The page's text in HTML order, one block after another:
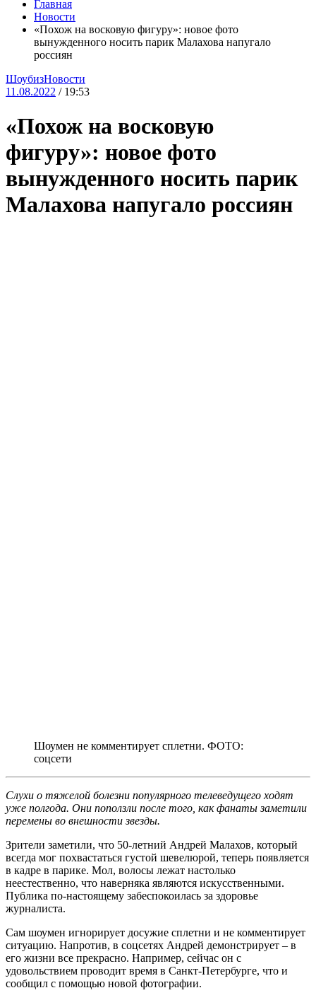
Главная
Новости
«Похож на восковую фигуру»: новое фото
вынужденного носить парик Малахова напугало
россиян
ШоубизНовости
11.08.2022 / 19:53
«Похож на восковую
фигуру»: новое фото
вынужденного носить парик
Малахова напугало россиян
Шоумен не комментирует сплетни. ФОТО:
соцсети
Слухи о тяжелой болезни популярного телеведущего ходят
уже полгода. Они поползли после того, как фанаты заметили
перемены во внешности звезды.
Зрители заметили, что 50-летний Андрей Малахов, который
всегда мог похвастаться густой шевелюрой, теперь появляется
в кадре в парике. Мол, волосы лежат настолько
неестественно, что наверняка являются искусственными.
Публика по-настоящему забеспокоилась за здоровье
журналиста.
Сам шоумен игнорирует досужие сплетни и не комментирует
ситуацию. Напротив, в соцсетях Андрей демонстрирует – в
его жизни все прекрасно. Например, сейчас он с
удовольствием проводит время в Санкт-Петербурге, что и
сообщил с помощью новой фотографии.